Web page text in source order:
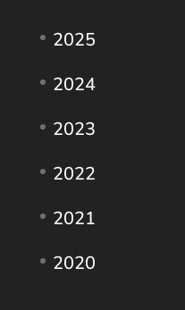
2025
2024
2023
2022
2021
2020